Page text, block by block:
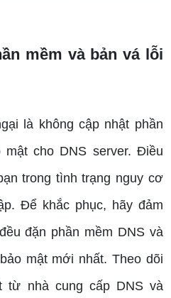
mềm và bản vá lỗi
là không cập nhật phần
cho DNS server. Điều
trong tình trạng nguy cơ
Để khắc phục, hãy đảm
đặn phần mềm DNS và
mật mới nhất. Theo dõi
từ nhà cung cấp DNS và